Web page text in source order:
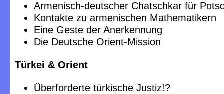
Armenisch-deutscher Chatschkar für
Kontakte zu armenischen Mathematikern
Eine Geste der Anerkennung
Die Deutsche Orient-Mission
Türkei & Orient
Überforderte türkische Justiz!?